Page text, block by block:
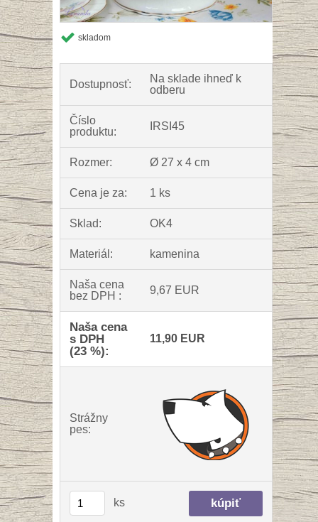
skladom
Dostupnosť:
Na sklade ihneď k
odberu
Číslo
produktu:
IRSI45
Rozmer: Ø 27 x 4 cm
Cena je za: 1 ks
Sklad: OK4
Materiál: kamenina
Naša cena
bez DPH :
9,67 EUR
Naša cena
s DPH
(23 %):
11,90 EUR
Strážny
pes:
ks